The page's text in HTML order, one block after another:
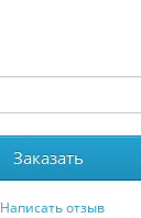
Заказать
Написать отзыв